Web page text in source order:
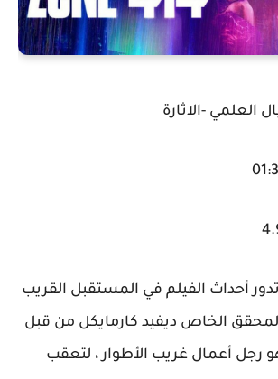
العلمي -الاثارة
تدور أحداث الفيلم في المستقبل القريب
الخاص ديفيد كارمايكل من قبل
رجل أعمال غريب الأطوار ، لتعقب